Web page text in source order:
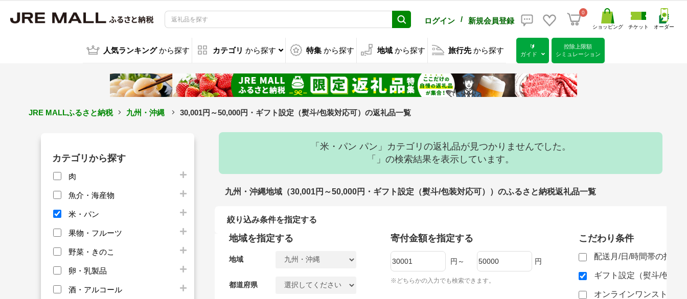
ログイン / 新規会員登録
0
ショッピング チケット オーダー
人気ランキング から探す カテゴリ から探す 特集 から探す 地域 から探す 旅行先 から探す
🔰
ガイド
控除上限額
シミュレーション
JRE MALLふるさと納税 九州・沖縄 30,001円～50,000円・ギフト設定（熨斗/包装対応可）の返礼品一覧
カテゴリから探す
肉
魚介・海産物
米・パン
果物・フルーツ
野菜・きのこ
卵・乳製品
酒・アルコール
「米・パン パン」カテゴリの返礼品が見つかりませんでした。
「」の検索結果を表示しています。
九州・沖縄地域（30,001円～50,000円・ギフト設定（熨斗/包装対応可））のふるさと納税返礼品一覧
絞り込み条件を指定する
地域を指定する
地域
都道府県
寄付金額を指定する
円～ 円
※どちらかの入力でも検索できます。
こだわり条件
配送月/日/時間帯の指定
ギフト設定（熨斗/包装
オンラインワンストップ